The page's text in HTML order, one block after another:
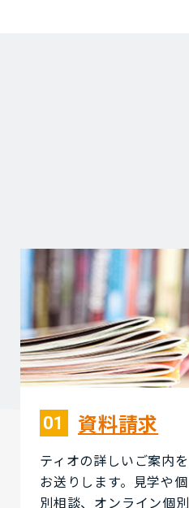
01 資料請求
ティオの詳しいご案内を
お送りします。⾒学や個
別相談、オンライン個別